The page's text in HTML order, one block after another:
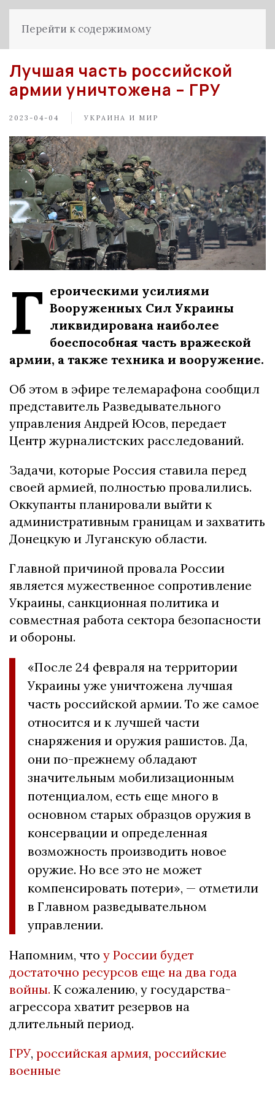
Перейти к содержимому
Лучшая часть российской
армии уничтожена – ГРУ
2023-04-04 УКРАИНА И МИР
Г ероическими усилиями
Вооруженных Сил Украины
ликвидирована наиболее
боеспособная часть вражеской
армии, а также техника и вооружение.
Об этом в эфире телемарафона сообщил
представитель Разведывательного
управления Андрей Юсов, передает
Центр журналистских расследований.
Задачи, которые Россия ставила перед
своей армией, полностью провалились.
Оккупанты планировали выйти к
административным границам и захватить
Донецкую и Луганскую области.
Главной причиной провала России
является мужественное сопротивление
Украины, санкционная политика и
совместная работа сектора безопасности
и обороны.
«После 24 февраля на территории
Украины уже уничтожена лучшая
часть российской армии. То же самое
относится и к лучшей части
снаряжения и оружия рашистов. Да,
они по-прежнему обладают
значительным мобилизационным
потенциалом, есть еще много в
основном старых образцов оружия в
консервации и определенная
возможность производить новое
оружие. Но все это не может
компенсировать потери», — отметили
в Главном разведывательном
управлении.
Напомним, что у России будет
достаточно ресурсов еще на два года
войны. К сожалению, у государства-
агрессора хватит резервов на
длительный период.
ГРУ, российская армия, российские
военные